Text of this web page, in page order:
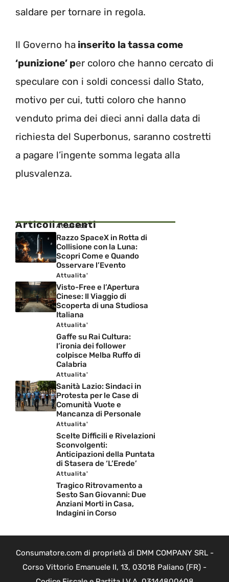
saldare per tornare in regola.
Il Governo ha inserito la tassa come
‘punizione’ per coloro che hanno cercato di
speculare con i soldi concessi dallo Stato,
motivo per cui, tutti coloro che hanno
venduto prima dei dieci anni dalla data di
richiesta del Superbonus, saranno costretti
a pagare l’ingente somma legata alla
plusvalenza.
Articoli recenti
Attualita'
Razzo SpaceX in Rotta di
Collisione con la Luna:
Scopri Come e Quando
Osservare l’Evento
Attualita'
Visto-Free e l’Apertura
Cinese: Il Viaggio di
Scoperta di una Studiosa
Italiana
Attualita'
Gaffe su Rai Cultura:
l’ironia dei follower
colpisce Melba Ruffo di
Calabria
Attualita'
Sanità Lazio: Sindaci in
Protesta per le Case di
Comunità Vuote e
Mancanza di Personale
Attualita'
Scelte Difficili e Rivelazioni
Sconvolgenti:
Anticipazioni della Puntata
di Stasera de ‘L’Erede’
Attualita'
Tragico Ritrovamento a
Sesto San Giovanni: Due
Anziani Morti in Casa,
Indagini in Corso
Consumatore.com di proprietà di DMM COMPANY SRL -
Corso Vittorio Emanuele II, 13, 03018 Paliano (FR) -